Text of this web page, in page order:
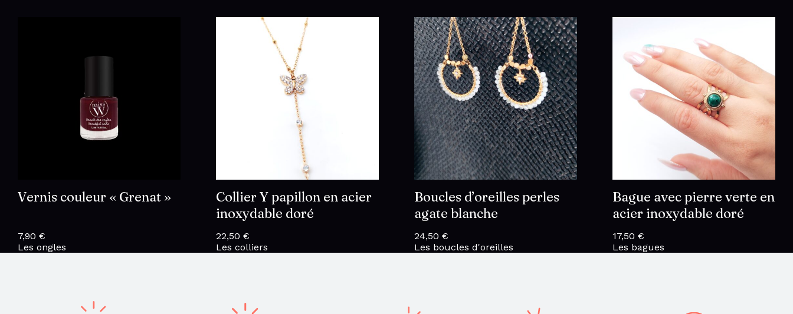
Vernis couleur « Grenat »
7,90 €
Les ongles
Collier Y papillon en acier
inoxydable doré
22,50 €
Les colliers
Boucles d’oreilles perles
agate blanche
24,50 €
Les boucles d'oreilles
Bague avec pierre verte en
acier inoxydable doré
17,50 €
Les bagues